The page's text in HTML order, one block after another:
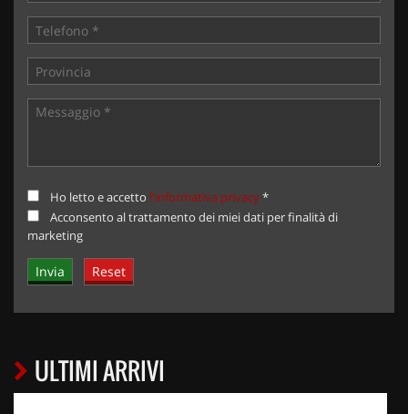
Ho letto e accetto l'informativa privacy*
Acconsento al trattamento dei miei dati per finalità di
marketing
ULTIMI ARRIVI